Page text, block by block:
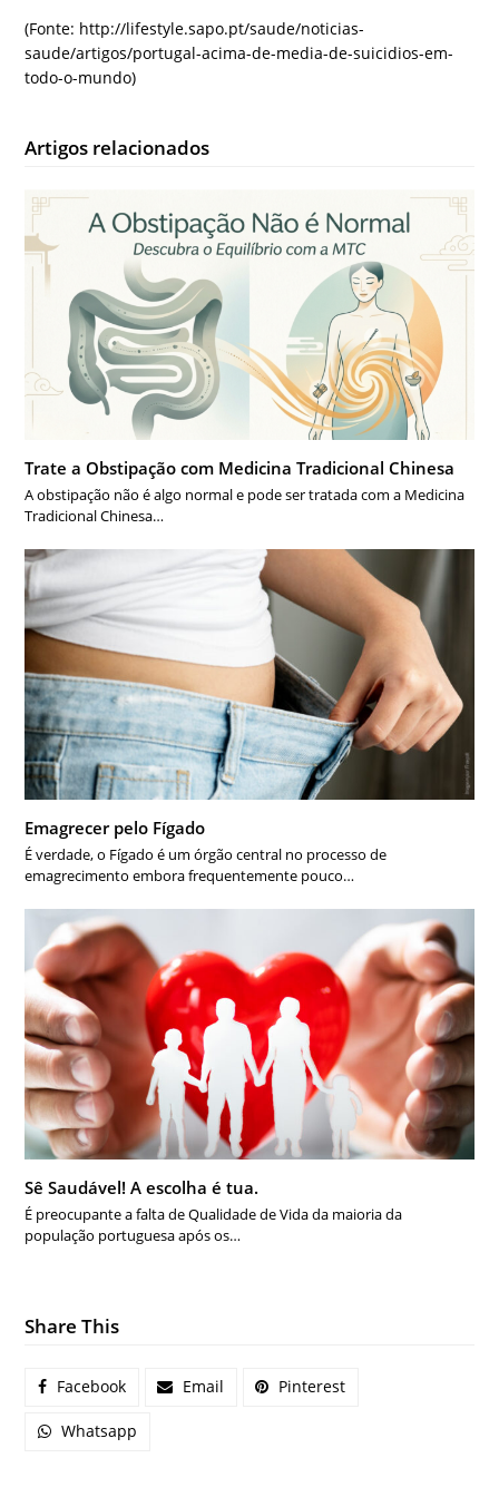
(Fonte: http://lifestyle.sapo.pt/saude/noticias-
saude/artigos/portugal-acima-de-media-de-suicidios-em-
todo-o-mundo)
Artigos relacionados
Trate a Obstipação com Medicina Tradicional Chinesa
A obstipação não é algo normal e pode ser tratada com a Medicina
Tradicional Chinesa…
Emagrecer pelo Fígado
É verdade, o Fígado é um órgão central no processo de
emagrecimento embora frequentemente pouco…
Sê Saudável! A escolha é tua.
É preocupante a falta de Qualidade de Vida da maioria da
população portuguesa após os…
Share This
Facebook Email Pinterest
Whatsapp